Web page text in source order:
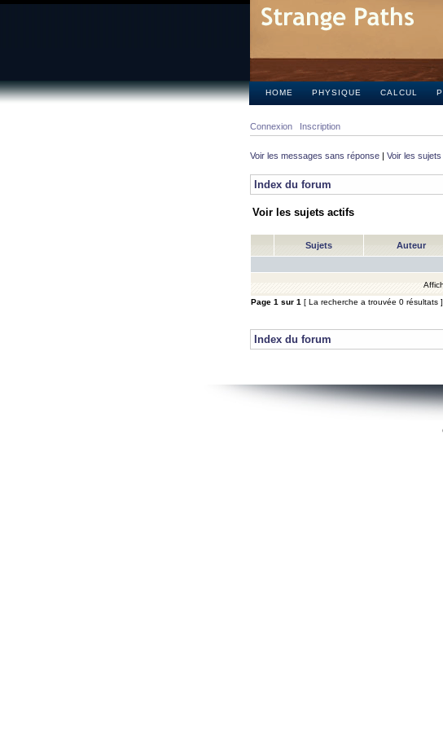
HOME PHYSIQUE CALCUL
Connexion Inscription
Voir les messages sans réponse | Voir les
Index du forum
Voir les sujets actifs
Sujets Auteur
Page 1 sur 1 [ La recherche a trouvée 0 résultats ]
Index du forum